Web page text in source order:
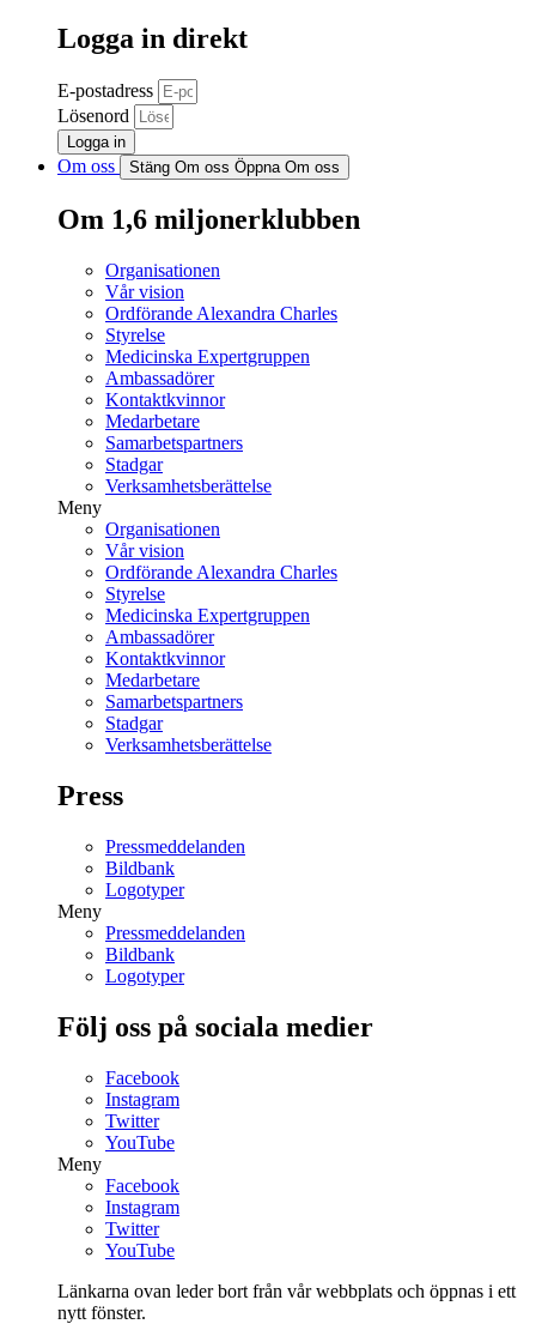
Logga in direkt
E-postadress
Lösenord
Logga in
Om oss Stäng Om oss Öppna Om oss
Om 1,6 miljonerklubben
Organisationen
Vår vision
Ordförande Alexandra Charles
Styrelse
Medicinska Expertgruppen
Ambassadörer
Kontaktkvinnor
Medarbetare
Samarbetspartners
Stadgar
Verksamhetsberättelse
Meny
Organisationen
Vår vision
Ordförande Alexandra Charles
Styrelse
Medicinska Expertgruppen
Ambassadörer
Kontaktkvinnor
Medarbetare
Samarbetspartners
Stadgar
Verksamhetsberättelse
Press
Pressmeddelanden
Bildbank
Logotyper
Meny
Pressmeddelanden
Bildbank
Logotyper
Följ oss på sociala medier
Facebook
Instagram
Twitter
YouTube
Meny
Facebook
Instagram
Twitter
YouTube
Länkarna ovan leder bort från vår webbplats och öppnas i ett
nytt fönster.